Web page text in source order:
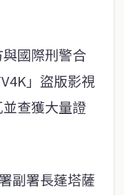
與國際刑警合
」盜版影視
查獲大量證
副署長蓬塔薩